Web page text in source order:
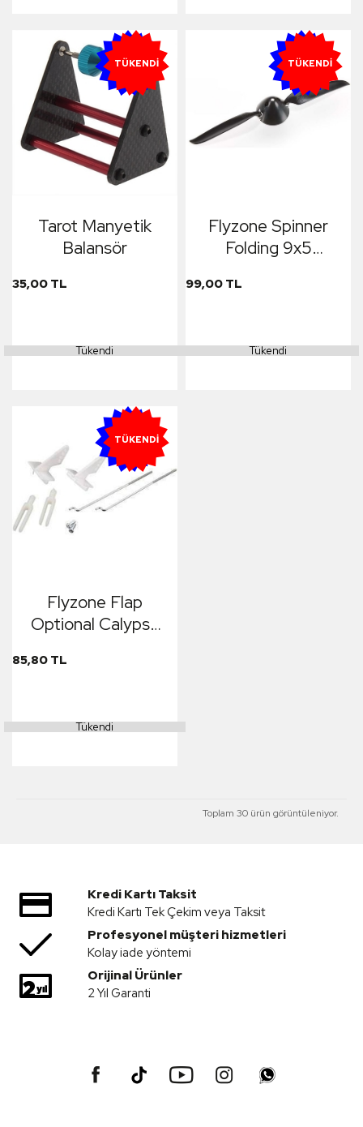
YENI
TÜKENDI
Tarot Manyetik
Balansör
35,00 TL
Tükendi
YENI
TÜKENDI
Flyzone Spinner
Folding 9x5
99,00 TL
Tükendi
YENI
TÜKENDI
Flyzone Flap
Optional Calypso
85,80 TL
Tükendi
Toplam 30 ürün görüntüleniyor.
Kredi Kartı Taksit
Kredi Kartı Tek Çekim veya Taksit
Profesyonel müşteri hizmetleri
Kolay iade yöntemi
Orijinal Ürünler
2 Yıl Garanti